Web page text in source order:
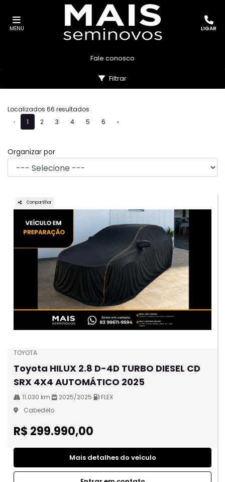
MENU LIGAR
Fale conosco
Localizados 66 resultados
‹
1 2 3 4 5 6 ›
Filtrar
Organizar por
Compartilhar
TOYOTA
Toyota HILUX 2.8 D-4D TURBO DIESEL CD
SRX 4X4 AUTOMÁTICO 2025
11.030 km 2025/2025
FLEX
Cabedelo
R$ 299.990,00
Mais detalhes do veículo